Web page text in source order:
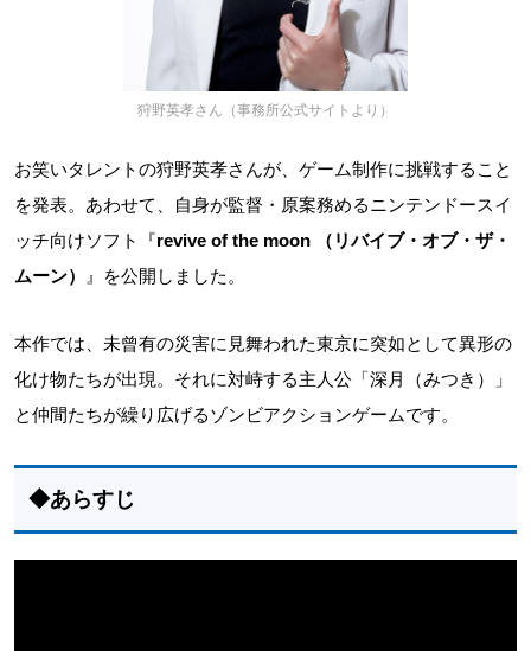
狩野英孝さん（事務所公式サイトより）
お笑いタレントの狩野英孝さんが、ゲーム制作に挑戦すること
を発表。あわせて、自身が監督・原案務めるニンテンドースイ
ッチ向けソフト『revive of the moon （リバイブ・オブ・ザ・
ムーン）
』を公開しました。
本作では、未曾有の災害に見舞われた東京に突如として異形の
化け物たちが出現。それに対峙する主人公「深月（みつき）」
と仲間たちが繰り広げるゾンビアクションゲームです。
◆あらすじ